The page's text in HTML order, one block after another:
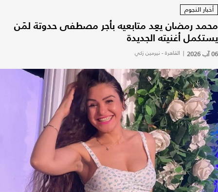
أخبار النجوم
محمد رمضان يعِد متابعيه بأجر مصطفى حدوتة لمَن
يستكمل أغنيته الجديدة
06 آب 2026 | القاهرة - نيرمين زكي